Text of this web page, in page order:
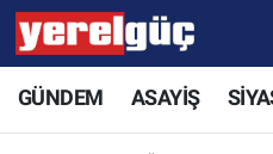
GÜNDEM ASAYİŞ